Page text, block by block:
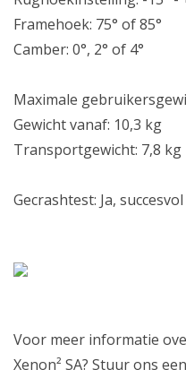
Framehoek: 75° of 85°
Camber: 0°, 2° of 4°
Maximale
Gewicht vanaf: 10,3 kg
Transportgewicht: 7,8 kg
Gecrashtest: Ja,
Voor meer informatie
Xenon² SA? Stuur ons